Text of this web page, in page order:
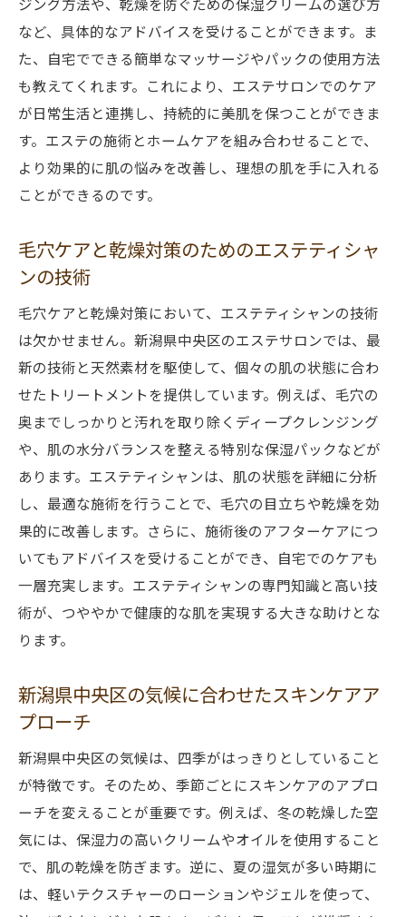
など、具体的なアドバイスを受けることができます。ま
た、自宅でできる簡単なマッサージやパックの使用方法
も教えてくれます。これにより、エステサロンでのケア
が日常生活と連携し、持続的に美肌を保つことができま
す。エステの施術とホームケアを組み合わせることで、
より効果的に肌の悩みを改善し、理想の肌を手に入れる
ことができるのです。
毛穴ケアと乾燥対策のためのエステティシャ
ンの技術
毛穴ケアと乾燥対策において、エステティシャンの技術
は欠かせません。新潟県中央区のエステサロンでは、最
新の技術と天然素材を駆使して、個々の肌の状態に合わ
せたトリートメントを提供しています。例えば、毛穴の
奥までしっかりと汚れを取り除くディープクレンジング
や、肌の水分バランスを整える特別な保湿パックなどが
あります。エステティシャンは、肌の状態を詳細に分析
し、最適な施術を行うことで、毛穴の目立ちや乾燥を効
果的に改善します。さらに、施術後のアフターケアにつ
いてもアドバイスを受けることができ、自宅でのケアも
一層充実します。エステティシャンの専門知識と高い技
術が、つややかで健康的な肌を実現する大きな助けとな
ります。
新潟県中央区の気候に合わせたスキンケアア
プローチ
新潟県中央区の気候は、四季がはっきりとしていること
が特徴です。そのため、季節ごとにスキンケアのアプロ
ーチを変えることが重要です。例えば、冬の乾燥した空
気には、保湿力の高いクリームやオイルを使用すること
で、肌の乾燥を防ぎます。逆に、夏の湿気が多い時期に
は、軽いテクスチャーのローションやジェルを使って、